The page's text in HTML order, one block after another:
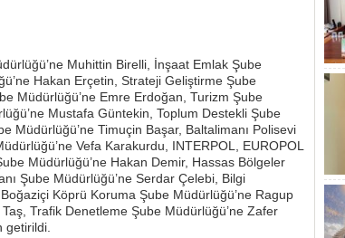
Muhittin Birelli, İnşaat Emlak Şube
Hakan Erçetin, Strateji Geliştirme Şube
Müdürlüğü’ne Emre Erdoğan, Turizm Şube
Mustafa Güntekin, Toplum Destekli Şube
Müdürlüğü’ne Timuçin Başar, Baltalimanı Polisevi
Vefa Karakurdu, INTERPOL, EUROPOL
Müdürlüğü’ne Hakan Demir, Hassas Bölgeler
Şube Müdürlüğü’ne Serdar Çelebi, Bilgi
Köprü Koruma Şube Müdürlüğü’ne Ragup
Trafik Denetleme Şube Müdürlüğü’ne Zafer
getirildi.